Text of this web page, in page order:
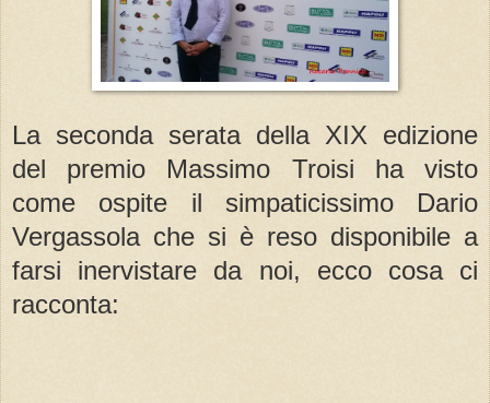
La seconda serata della XIX edizione
del premio Massimo Troisi ha visto
come ospite il simpaticissimo Dario
Vergassola che si è reso disponibile a
farsi inervistare da noi, ecco cosa ci
racconta: